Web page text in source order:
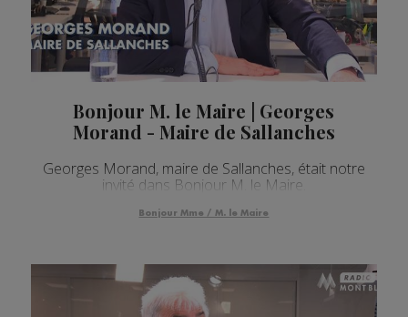
Bonjour M. le Maire | Georges
Morand - Maire de Sallanches
Georges Morand, maire de Sallanches, était notre
invité dans Bonjour M. le Maire.
Bonjour Mme / M. le Maire